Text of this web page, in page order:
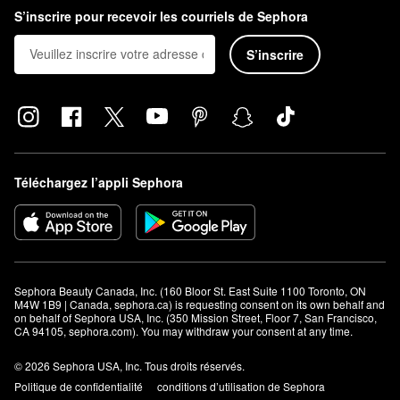
Que fait la base Hangover de Too Faced?
Labase Hangover de Too Facedagit pour lisser et illuminer votre
teint tout en fixant votre maquillage, ce qui vous donne un look
plus durable et un éclat de rosée stupéfiant.
S’inscrire pour recevoir les courriels de Sephora
S’inscrire
Téléchargez l’appli Sephora
Sephora Beauty Canada, Inc. (160 Bloor St. East Suite 1100 Toronto, ON
M4W 1B9 | Canada, sephora.ca) is requesting consent on its own behalf and
on behalf of Sephora USA, Inc. (350 Mission Street, Floor 7, San Francisco,
CA 94105, sephora.com). You may withdraw your consent at any time.
© 2026 Sephora USA, Inc. Tous droits réservés.
Politique de confidentialité
conditions d’utilisation de Sephora